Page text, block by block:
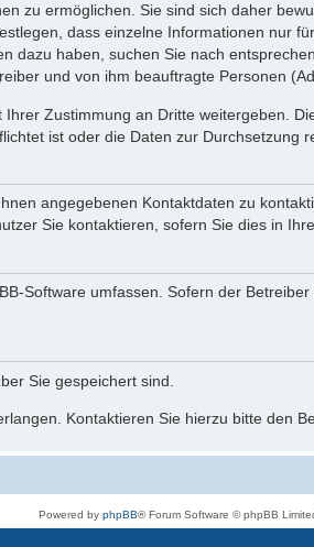
zu ermöglichen. Sie sind sich daher
dass einzelne Informationen nur
dazu haben, suchen Sie nach
und von ihm beauftragte Personen
Zustimmung an Dritte weitergeben.
ist oder die Daten zur Durchsetzung
angegebenen Kontaktdaten zu
Sie kontaktieren, sofern Sie dies in
Software umfassen. Sofern der
Sie gespeichert sind.
Kontaktieren Sie hierzu bitte den
Powered by phpBB® Forum Software © phpBB